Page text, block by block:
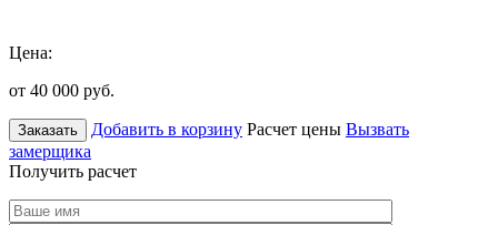
Цена:
от 40 000 руб.
Заказать Добавить в корзину Расчет цены Вызвать
замерщика
Получить расчет